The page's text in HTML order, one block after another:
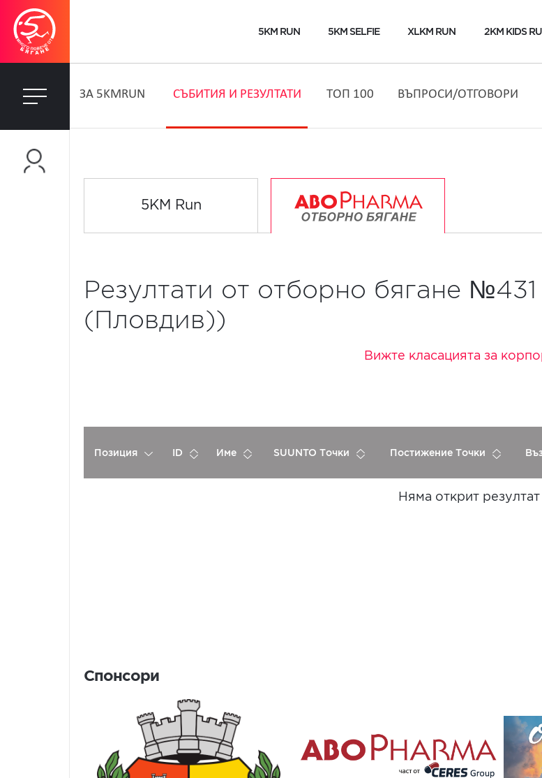
5KM RUN 5KM SELFIE XLKM RUN 2KM KIDS
ЗA 5KMRUN СЪБИТИЯ И РЕЗУЛТАТИ ТОП 100 ВЪПРОСИ/ОТГОВОРИ
5KM Run
Резултати от отборно бягане
(Пловдив))
Вижте класацията за
Позиция ID Име SUUNTO Точки Постижение Точки
Няма открит резултат
Спонсори